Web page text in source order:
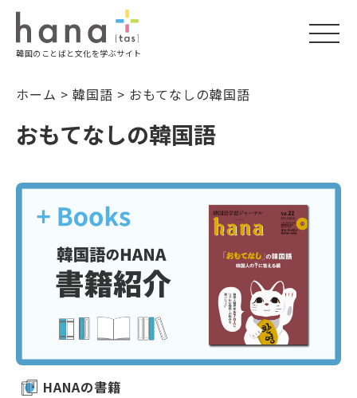
韓国のことばと文化を学ぶサイト
ホーム > 韓国語 > おもてなしの韓国語
おもてなしの韓国語
HANAの書籍